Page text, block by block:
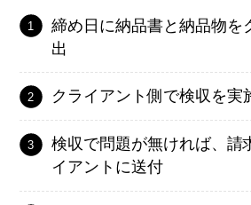
締め日に納品書と納品物を
出
クライアント側で検収を実
検収で問題が無ければ、請
イアントに送付